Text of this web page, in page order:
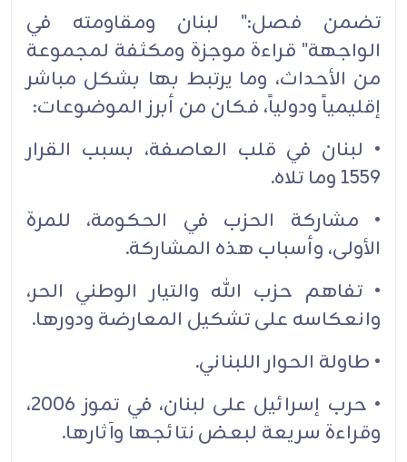
تضمن فصل:" لبنان ومقاومته في
الواجهة" قراءة موجزة ومكثفة لمجموعة
من الأحداث، وما يرتبط بها بشكل مباشر
إقليمياً ودولياً، فكان من أبرز الموضوعات:
• لبنان في قلب العاصفة، بسبب القرار
1559 وما تلاه.
• مشاركة الحزب في الحكومة، للمرة
الأولى، وأسباب هذه المشاركة.
• تفاهم حزب الله والتيار الوطني الحر،
وانعكاسه على تشكيل المعارضة ودورها.
• طاولة الحوار اللبناني.
• حرب إسرائيل على لبنان، في تموز 2006،
وقراءة سريعة لبعض نتائجها وآثارها.